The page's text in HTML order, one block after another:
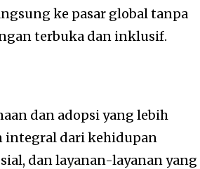
ke pasar global tanpa
terbuka dan inklusif.
dan adopsi yang lebih
integral dari kehidupan
dan layanan-layanan yang